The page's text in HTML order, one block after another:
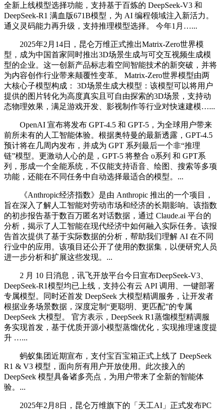
全新上线模型选择功能，支持基于百炼的 DeepSeek-V3 和
DeepSeek-R1 满血版671B模型，为 AI 编程领域注入新活力。
通义灵码能力再升级，支持推理模型选择。 今年1月…...
2025年2月14日，昆仑万维正式推出Matrix-Zero世界模
型，成为中国首家同时推出3D场景生成与可交互视频生成模
型的企业。这一创新产品标志着空间智能技术的新突破，并将
为内容创作行业带来颠覆性变革。 Matrix-Zero世界模型由两
大核心子模型构成： 3D场景生成大模型：该模型可以将用户
提供的图片转化为高度真实且可自由探索的3D场景，支持动
态物理效果，满足游戏开发、影视制作等行业对快速建模…...
OpenAI 宣布将发布 GPT-4.5 和 GPT-5，为全球用户带来
前所未有的人工智能体验。根据奥特曼的最新透露，GPT-4.5
预计将在几周内发布，并成为 GPT 系列最后一个非“推理
链”模型。更激动人心的是，GPT-5 将整合 o系列 和 GPT系
列，形成一个全能系统，不仅能支持语音、绘图、搜索等多项
功能，还能在不同任务中自动选择最适合的模型。...
《Anthropic经济指数》是由 Anthropic 推出的一个项目，
旨在深入了解人工智能对劳动市场和经济的长期影响。该指数
的初步报告基于数百万匿名对话数据，通过 Claude.ai 平台的
分析，揭示了人工智能在现代经济中如何融入实际任务。该报
告首次提供了基于实际数据的分析，帮助我们理解 AI 在不同
行业中的应用。该项目还公开了使用的数据集，以便研究人员
进一步分析和扩展这些发现。...
2 月 10 日消息，讯飞开放平台今日宣布DeepSeek-V3、
DeepSeek-R1模型均已上线，支持公有云 API 调用、一键部署
专属模型。同时还首发 DeepSeek 大模型精调服务，让开发者
根据业务场景数据，深度定制“更聪明、更匹配”的专属
DeepSeek 大模型。 官方表示，DeepSeek R1蒸馏模型精调服
务实现首发，基于优质开源小模型蒸馏优化，实现推理速度提
升 …...
蚂蚁集团近期宣布，支付宝百宝箱正式上线了 DeepSeek
R1 & V3 模型，面向所有用户开放使用。此次接入的
DeepSeek 模型具备诸多亮点，为用户带来了全新的智能体
验。...
2025年2月8日，昆仑万维旗下的「天工AI」正式发布PC